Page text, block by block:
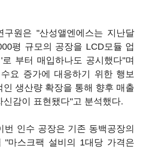
구원은 "산성앨엔에스는 지난달
평 규모의 공장을 LCD모듈 업
부터 매입하나도 공시했다"며
요 증가에 대응하기 위한 행보
인 생산량 확장을 통해 향후 매출
신감이 표현됐다"고 분석했다.
번 인수 공장은 기존 동백공장의
"마스크팩 설비의 1대당 가격은